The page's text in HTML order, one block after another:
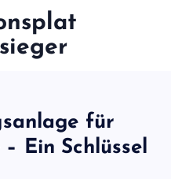
für
Ein Schlüssel